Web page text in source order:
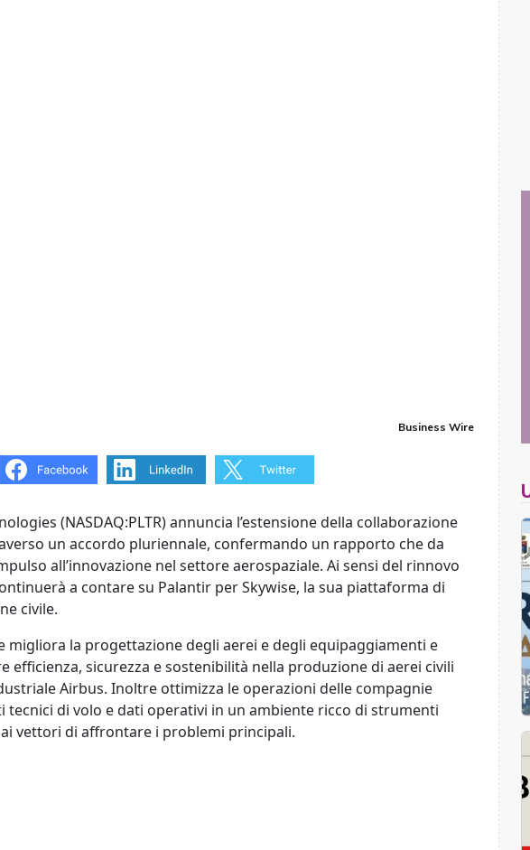
Business Wire
(NASDAQ:PLTR) annuncia l’estensione della collaborazione
un accordo pluriennale, confermando un rapporto che da
all’innovazione nel settore aerospaziale. Ai sensi del rinnovo
a contare su Palantir per Skywise, la sua piattaforma di
civile.
migliora la progettazione degli aerei e degli equipaggiamenti e
efficienza, sicurezza e sostenibilità nella produzione di aerei civili
Airbus. Inoltre ottimizza le operazioni delle compagnie
tecnici di volo e dati operativi in un ambiente ricco di strumenti
vettori di affrontare i problemi principali.